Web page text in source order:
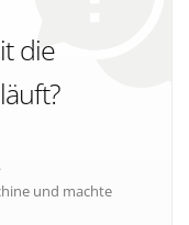
die
und machte